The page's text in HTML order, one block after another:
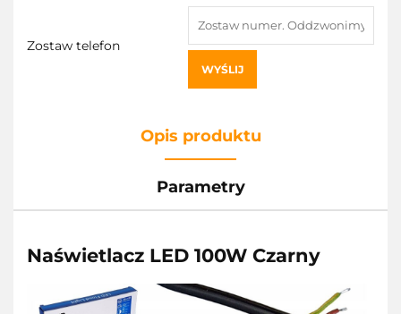
Zostaw telefon
WYŚLIJ
Opis produktu
Parametry
Naświetlacz LED 100W Czarny